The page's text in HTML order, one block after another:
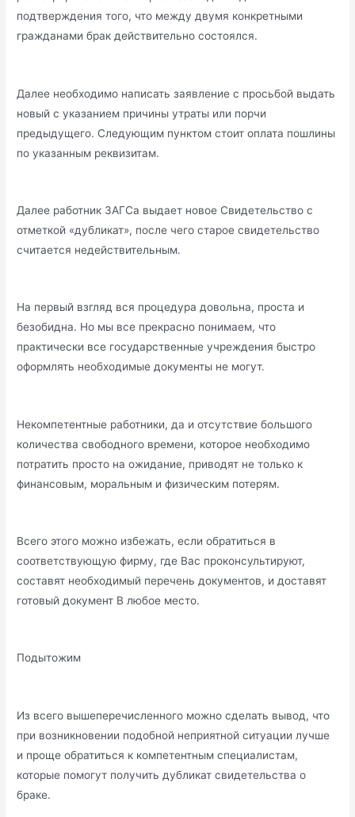
подтверждения того, что между двумя конкретными
гражданами брак действительно состоялся.
Далее необходимо написать заявление с просьбой выдать
новый с указанием причины утраты или порчи
предыдущего. Следующим пунктом стоит оплата пошлины
по указанным реквизитам.
Далее работник ЗАГСа выдает новое Свидетельство с
отметкой «дубликат», после чего старое свидетельство
считается недействительным.
На первый взгляд вся процедура довольна, проста и
безобидна. Но мы все прекрасно понимаем, что
практически все государственные учреждения быстро
оформлять необходимые документы не могут.
Некомпетентные работники, да и отсутствие большого
количества свободного времени, которое необходимо
потратить просто на ожидание, приводят не только к
финансовым, моральным и физическим потерям.
Всего этого можно избежать, если обратиться в
соответствующую фирму, где Вас проконсультируют,
составят необходимый перечень документов, и доставят
готовый документ В любое место.
Подытожим
Из всего вышеперечисленного можно сделать вывод, что
при возникновении подобной неприятной ситуации лучше
и проще обратиться к компетентным специалистам,
которые помогут получить дубликат свидетельства о
браке.